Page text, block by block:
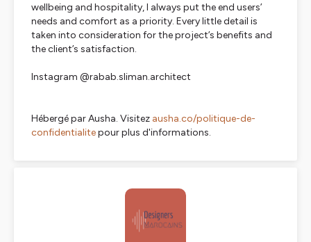
wellbeing and hospitality, I always put the end users’
needs and comfort as a priority. Every little detail is
taken into consideration for the project’s benefits and
the client’s satisfaction.
Instagram @rabab.sliman.architect
Hébergé par Ausha. Visitez ausha.co/politique-de-
confidentialitepour plus d'informations.